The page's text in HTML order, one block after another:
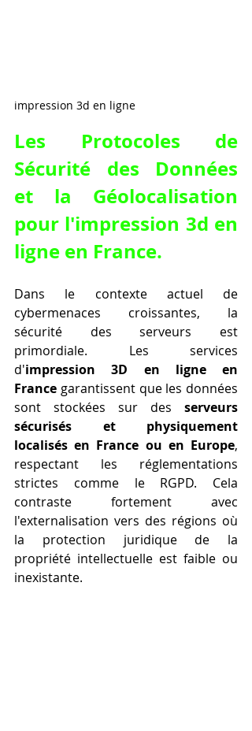
impression 3d en ligne
Les Protocoles de
Sécurité des Données
et la Géolocalisation
pour l'impression 3d en
ligne en France.
Dans le contexte actuel de
cybermenaces croissantes, la
sécurité des serveurs est
primordiale. Les services
d'impression 3D en ligne en
France garantissent que les données
sont stockées sur des serveurs
sécurisés et physiquement
localisés en France ou en Europe,
respectant les réglementations
strictes comme le RGPD. Cela
contraste fortement avec
l'externalisation vers des régions où
la protection juridique de la
propriété intellectuelle est faible ou
inexistante.